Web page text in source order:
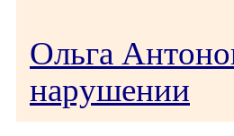
Ольга
нарушении